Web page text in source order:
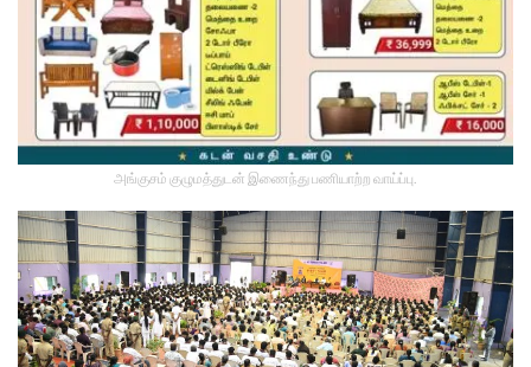
அங்குசம் குழுமத்துடன் இணைந்து பணியாற்ற வாய்ப்பு.